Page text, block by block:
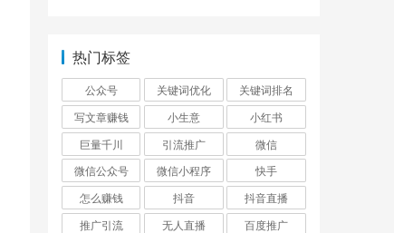
热门标签
公众号 关键词优化
关键词排名
写文章赚钱
小生意
小红书
巨量千川
引流推广
微信
微信公众号
微信小程序
快手
怎么赚钱
抖音
抖音直播
推广引流
无人直播
百度推广